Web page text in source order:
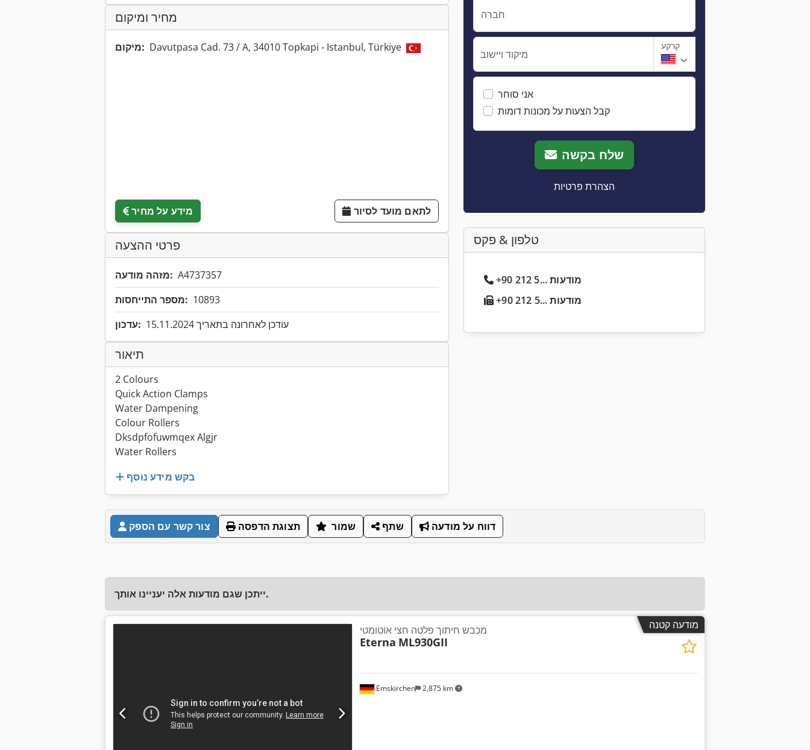
מחיר ומיקום
מיקום: Davutpasa Cad. 73 / A, 34010 Topkapi - Istanbul, Türkiye
מידע על מחיר לתאם מועד לסיור
פרטי ההצעה
מזהה מודעה: A4737357
מספר התייחסות: 10893
עדכון:
עודכן לאחרונה בתאריך 15.11.2024
תיאור
2 Colours
Quick Action Clamps
Water Dampening
Colour Rollers
Dksdpfofuwmqex Algjr
Water Rollers
בקש מידע נוסף
חברה
מיקוד ויישוב
קרקע
אני סוחר
קבל הצעות על מכונות דומות
שלח בקשה
הצהרת פרטיות
טלפון & פקס
+90 212 5... מודעות
+90 212 5... מודעות
צור קשר עם הספק תצוגת הדפסה שמור שתף דווח על מודעה
ייתכן שגם מודעות אלה יעניינו אותך.
מודעה קטנה
Emskirchen 2,875 km
מכבש חיתוך פלטה חצי אוטומטי
Eterna ML930GII